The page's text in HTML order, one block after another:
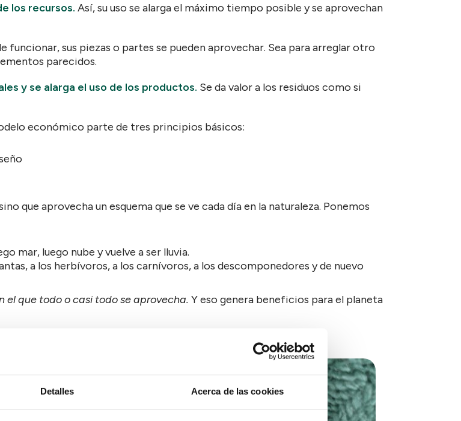
Detalles Acerca de las cookies
los recursos. Así, su uso se alarga el máximo tiempo posible y se aprovechan
sus piezas o partes se pueden aprovechar. Sea para arreglar otro
parecidos.
y se alarga el uso de los productos. Se da valor a los residuos como si
económico parte de tres principios básicos:
que aprovecha un esquema que se ve cada día en la naturaleza. Ponemos
mar, luego nube y vuelve a ser lluvia.
a los herbívoros, a los carnívoros, a los descomponedores y de nuevo
el que todo o casi todo se aprovecha. Y eso genera beneficios para el planeta